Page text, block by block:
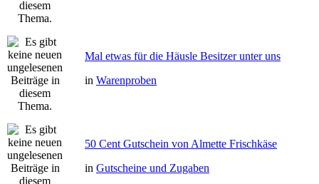
Mal etwas für die Häusle Besitzer unter uns
in Warenproben
50 Cent Gutschein von Almette Frischkäse
in Gutscheine und Zugaben